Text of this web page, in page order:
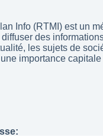
Info (RTMI) est un
des
les sujets de
importance capitale